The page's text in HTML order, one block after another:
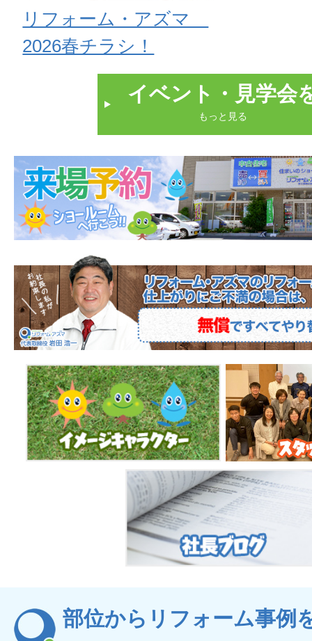
リフォーム・アズマ
2026春チラシ！
イベント・見学会
もっと見る
部位からリフォーム事例